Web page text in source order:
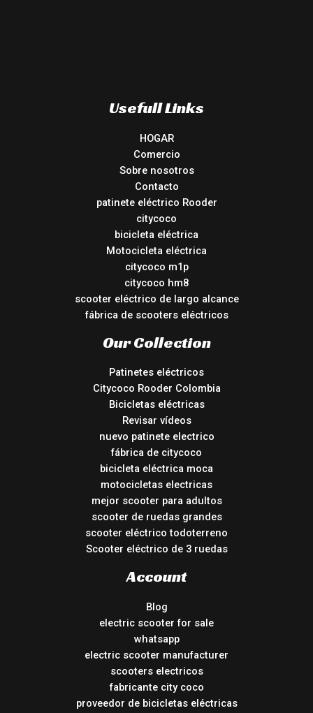
Usefull Links
HOGAR
Comercio
Sobre nosotros
Contacto
patinete eléctrico Rooder
citycoco
bicicleta eléctrica
Motocicleta eléctrica
citycoco m1p
citycoco hm8
scooter eléctrico de largo alcance
fábrica de scooters eléctricos
Our Collection
Patinetes eléctricos
Citycoco Rooder Colombia
Bicicletas eléctricas
Revisar vídeos
nuevo patinete electrico
fábrica de citycoco
bicicleta eléctrica moca
motocicletas electricas
mejor scooter para adultos
scooter de ruedas grandes
scooter eléctrico todoterreno
Scooter eléctrico de 3 ruedas
Account
Blog
electric scooter for sale
whatsapp
electric scooter manufacturer
scooters electricos
fabricante city coco
proveedor de bicicletas eléctricas